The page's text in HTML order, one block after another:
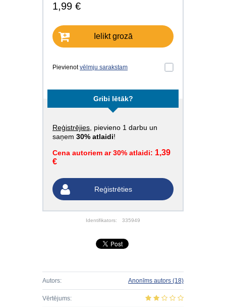
1,99 €
Ielikt grozā
Pievienotvēlmju sarakstam
Gribi lētāk?
Reģistrējies , pievieno 1 darbu un
saņem 30% atlaidi!
Cena autoriem ar 30% atlaidi: 1,39
€
Reģistrēties
Identifikators: 335949
Autors: Anonīms autors (18)
Vērtējums: